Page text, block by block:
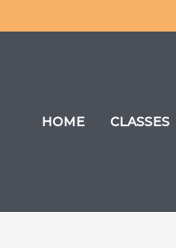
HOME CLASSES